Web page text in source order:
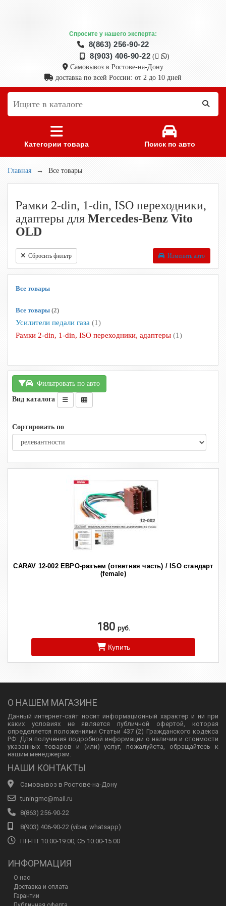
Спросите у нашего эксперта:
8(863) 256-90-22
8(903) 406-90-22 (
)
Самовывоз в Ростове-на-Дону
доставка по всей России: от 2 до 10 дней
Категории товара Поиск по авто
Главная → Все товары
Рамки 2-din, 1-din, ISO переходники,
адаптеры для Mercedes-Benz Vito
OLD
Сбросить фильтр Изменить авто
Все товары
Все товары (2)
Усилители педали газа (1)
Рамки 2-din, 1-din, ISO переходники, адаптеры (1)
Фильтровать по авто
Вид каталога
Сортировать по
CARAV 12-002 ЕВРО-разъем (ответная часть) / ISO стандарт
(female)
180 руб.
Купить
О НАШЕМ МАГАЗИНЕ
Данный интернет-сайт носит информационный характер и ни при
каких условиях не является публичной офертой, которая
определяется положениями Статьи 437 (2) Гражданского кодекса
РФ. Для получения подробной информации о наличии и стоимости
указанных товаров и (или) услуг, пожалуйста, обращайтесь к
нашим менеджерам.
НАШИ КОНТАКТЫ
Самовывоз в Ростове-на-Дону
tuningmc@mail.ru
8(863) 256-90-22
8(903) 406-90-22 (viber, whatsapp)
ПН-ПТ 10:00-19:00, СБ 10:00-15:00
ИНФОРМАЦИЯ
О нас
Доставка и оплата
Гарантии